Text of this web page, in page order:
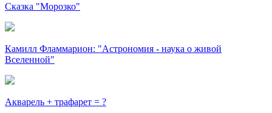
Сказка "Морозко"
Камилл Фламмарион: "Астрономия - наука о живой
Вселенной"
Акварель + трафарет = ?